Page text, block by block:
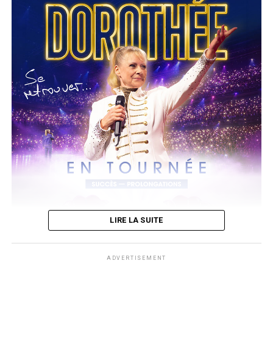
A noter que son 4ème albumPrince of Piecesdont sa sortie est
prévue le 14 août.
LIRE LA SUITE
ADVERTISEMENT